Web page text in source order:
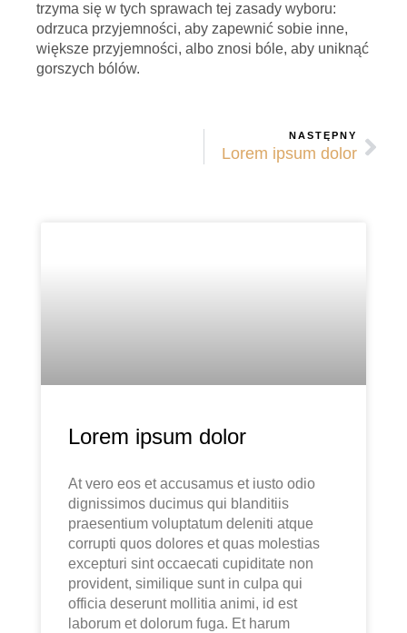
trzyma się w tych sprawach tej zasady wyboru:
odrzuca przyjemności, aby zapewnić sobie inne,
większe przyjemności, albo znosi bóle, aby uniknąć
gorszych bólów.
NASTĘPNY
Lorem ipsum dolor
Lorem ipsum dolor
At vero eos et accusamus et iusto odio
dignissimos ducimus qui blanditiis
praesentium voluptatum deleniti atque
corrupti quos dolores et quas molestias
excepturi sint occaecati cupiditate non
provident, similique sunt in culpa qui
officia deserunt mollitia animi, id est
laborum et dolorum fuga. Et harum